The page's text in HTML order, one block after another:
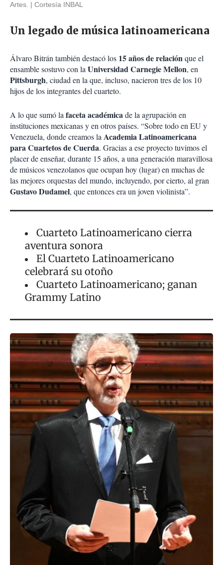
Artes. Cortesía INBAL
Un legado de música latinoamericana
Álvaro Bitrán también destacó los 15 años de relaciónque el
ensamble sostuvo con laUniversidad Carnegie Mellon, en
Pittsburgh, ciudad en la que, incluso, nacieron tres de los 10
hijos de los integrantes del cuarteto.
A lo que sumó lafaceta académicade la agrupación en
instituciones mexicanas y en otros países. “Sobre todo en EU y
Venezuela, donde creamos laAcademia Latinoamericana
para Cuartetos de Cuerda. Gracias a ese proyecto tuvimos el
placer de enseñar, durante 15 años, a una generación maravillosa
de músicos venezolanos que ocupan hoy (lugar) en muchas de
las mejores orquestas del mundo, incluyendo, por cierto, al gran
Gustavo Dudamel, que entonces era un joven violinista”.
Cuarteto Latinoamericano cierra
aventura sonora
El Cuarteto Latinoamericano
celebrará su otoño
Cuarteto Latinoamericano; ganan
Grammy Latino